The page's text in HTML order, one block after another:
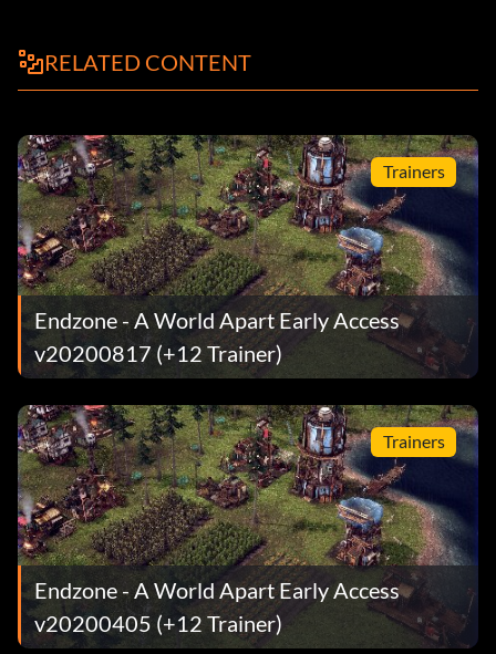
RELATED CONTENT
Trainers
Endzone - A World Apart Early Access
v20200817 (+12 Trainer)
Trainers
Endzone - A World Apart Early Access
v20200405 (+12 Trainer)